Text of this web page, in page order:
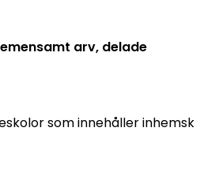
arv, delade
som innehåller inhemsk